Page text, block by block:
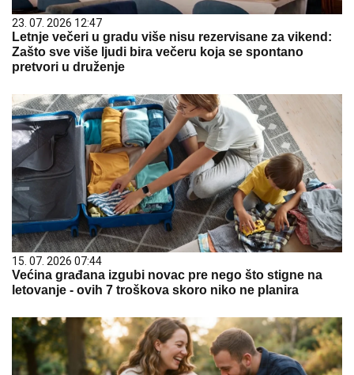
23. 07. 2026 12:47
Letnje večeri u gradu više nisu rezervisane za vikend:
Zašto sve više ljudi bira večeru koja se spontano
pretvori u druženje
15. 07. 2026 07:44
Većina građana izgubi novac pre nego što stigne na
letovanje - ovih 7 troškova skoro niko ne planira